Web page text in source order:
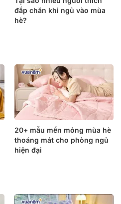
đắp chăn khi ngủ vào mùa
hè?
20+ mẫu mền mỏng mùa hè
thoáng mát cho phòng ngủ
hiện đại